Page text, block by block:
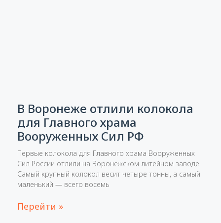
В Воронеже отлили колокола
для Главного храма
Вооруженных Сил РФ
Первые колокола для Главного храма Вооруженных
Сил России отлили на Воронежском литейном заводе.
Самый крупный колокол весит четыре тонны, а самый
маленький — всего восемь
Перейти »